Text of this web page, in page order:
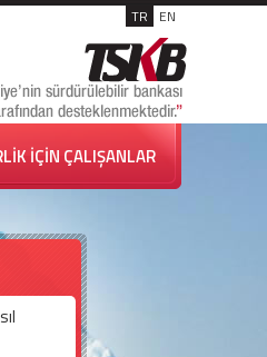
TR EN
İÇİN ÇALIŞANLAR